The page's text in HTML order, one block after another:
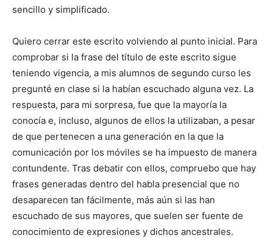
sencillo y simplificado.
Quiero cerrar este escrito volviendo al punto inicial. Para
comprobar si la frase del título de este escrito sigue
teniendo vigencia, a mis alumnos de segundo curso les
pregunté en clase si la habían escuchado alguna vez. La
respuesta, para mi sorpresa, fue que la mayoría la
conocía e, incluso, algunos de ellos la utilizaban, a pesar
de que pertenecen a una generación en la que la
comunicación por los móviles se ha impuesto de manera
contundente. Tras debatir con ellos, compruebo que hay
frases generadas dentro del habla presencial que no
desaparecen tan fácilmente, más aún si las han
escuchado de sus mayores, que suelen ser fuente de
conocimiento de expresiones y dichos ancestrales.